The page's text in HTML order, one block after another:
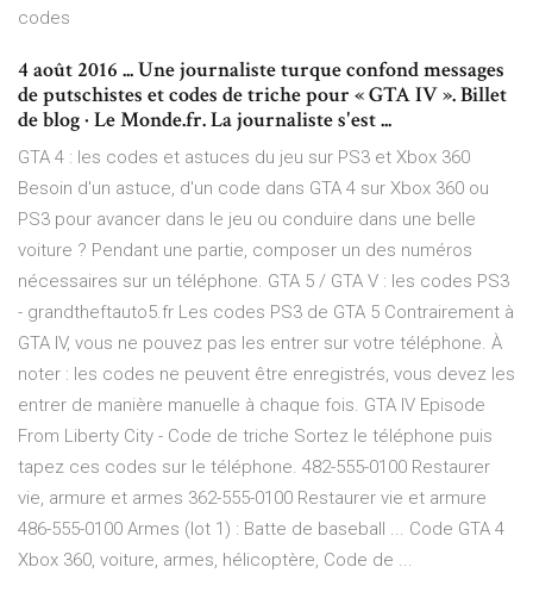
codes
4 août 2016 ... Une journaliste turque confond messages
de putschistes et codes de triche pour « GTA IV ». Billet
de blog · Le Monde.fr. La journaliste s'est ...
GTA 4 : les codes et astuces du jeu sur PS3 et Xbox 360
Besoin d'un astuce, d'un code dans GTA 4 sur Xbox 360 ou
PS3 pour avancer dans le jeu ou conduire dans une belle
voiture ? Pendant une partie, composer un des numéros
nécessaires sur un téléphone. GTA 5 / GTA V : les codes PS3
- grandtheftauto5.fr Les codes PS3 de GTA 5 Contrairement à
GTA IV, vous ne pouvez pas les entrer sur votre téléphone. À
noter : les codes ne peuvent être enregistrés, vous devez les
entrer de manière manuelle à chaque fois. GTA IV Episode
From Liberty City - Code de triche Sortez le téléphone puis
tapez ces codes sur le téléphone. 482-555-0100 Restaurer
vie, armure et armes 362-555-0100 Restaurer vie et armure
486-555-0100 Armes (lot 1) : Batte de baseball ... Code GTA 4
Xbox 360, voiture, armes, hélicoptère, Code de ...